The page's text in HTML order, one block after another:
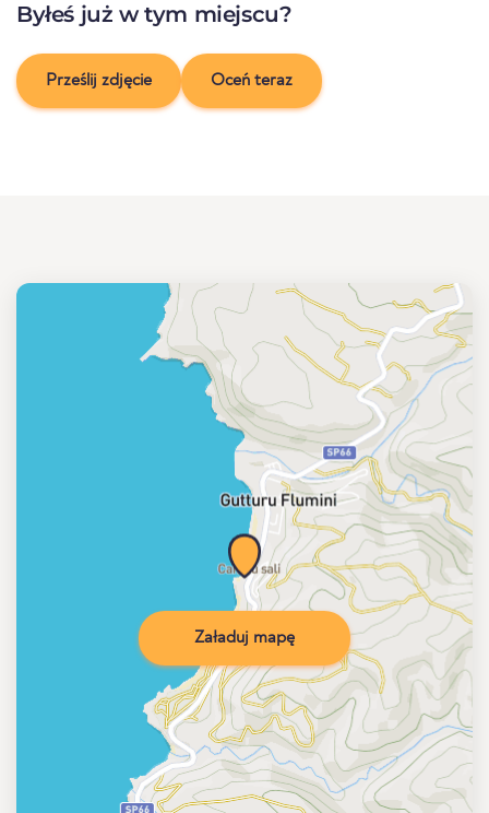
Byłeś już w tym miejscu?
Prześlij zdjęcie Oceń teraz
Załaduj mapę